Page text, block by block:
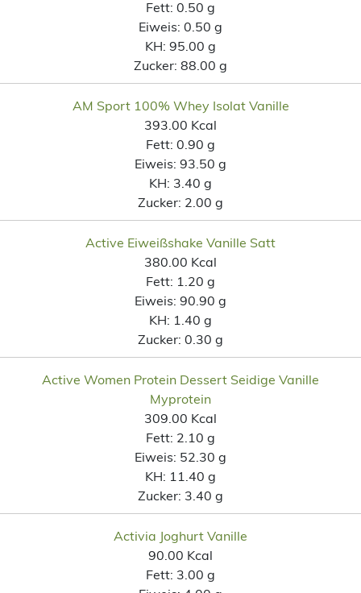
Fett: 0.50 g
Eiweis: 0.50 g
KH: 95.00 g
Zucker: 88.00 g
AM Sport 100% Whey Isolat Vanille
393.00 Kcal
Fett: 0.90 g
Eiweis: 93.50 g
KH: 3.40 g
Zucker: 2.00 g
Active Eiweißshake Vanille Satt
380.00 Kcal
Fett: 1.20 g
Eiweis: 90.90 g
KH: 1.40 g
Zucker: 0.30 g
Active Women Protein Dessert Seidige Vanille
Myprotein
309.00 Kcal
Fett: 2.10 g
Eiweis: 52.30 g
KH: 11.40 g
Zucker: 3.40 g
Activia Joghurt Vanille
90.00 Kcal
Fett: 3.00 g